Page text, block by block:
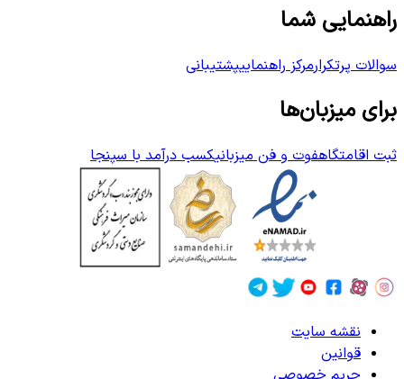
راهنمایی شما
سوالات پرتکرارمرکز راهنماییپشتیبانی
برای میزبان‌ها
ثبت اقامتگاهفوت و فن میزبانیکسب درآمد با سپنجا
نقشه سایت
قوانین